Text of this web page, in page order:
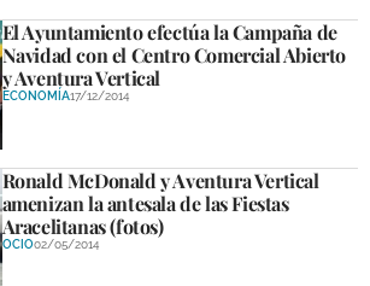
El Ayuntamiento efectúa la Campaña de
Navidad con el Centro Comercial Abierto
y Aventura Vertical
ECONOMÍA17/12/2014
Ronald McDonald y Aventura Vertical
amenizan la antesala de las Fiestas
Aracelitanas (fotos)
OCIO02/05/2014